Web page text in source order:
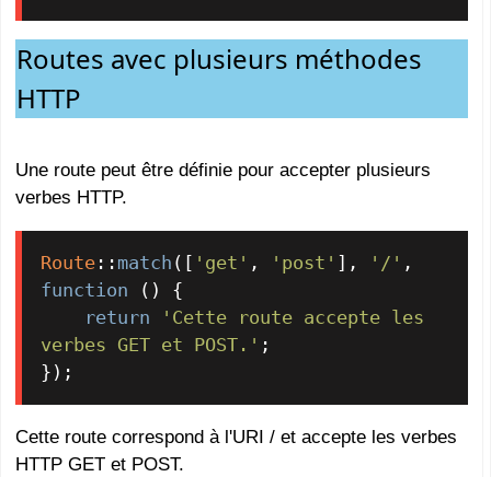
Routes avec plusieurs méthodes
HTTP
Une route peut être définie pour accepter plusieurs
verbes HTTP.
Route :: match ([ 'get' , 'post' ], '/'
function ( ) {
return
'Cette route accepte les
verbes GET et POST.' ;
});
Cette route correspond à l'URI / et accepte les verbes
HTTP GET et POST.